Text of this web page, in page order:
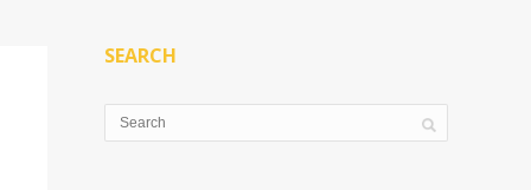
SEARCH